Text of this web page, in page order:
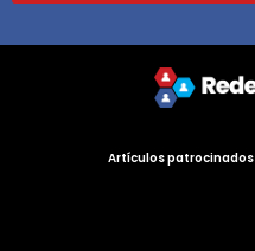
Artículos patrocinados